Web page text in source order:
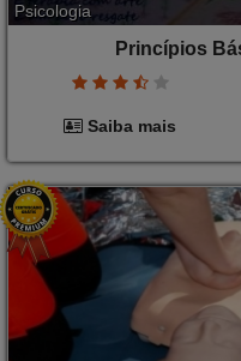
Psicologia
Princípios
Saiba mais